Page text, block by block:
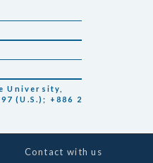
University,
(U.S.); +886 2
Contact with us